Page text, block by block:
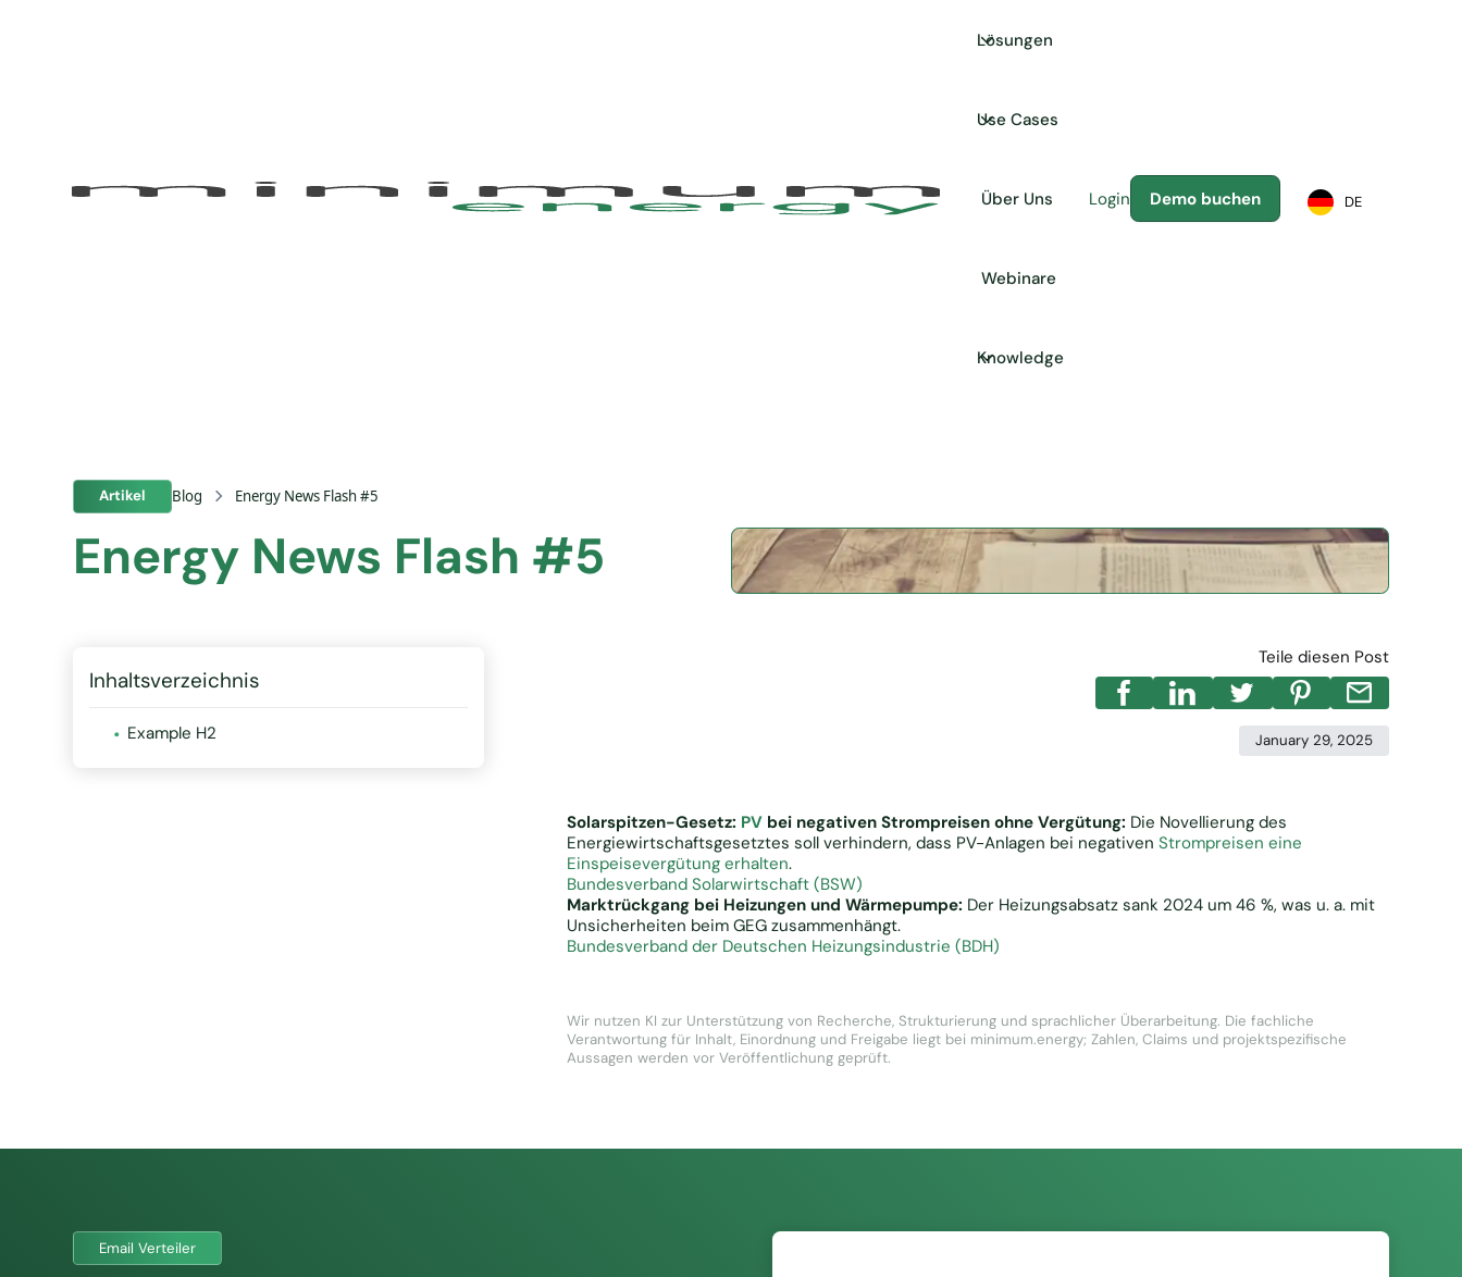
Lösungen
Use Cases
Über Uns
Webinare
Knowledge
Login Demo buchen DE
Artikel Blog Energy News Flash #5
Energy News Flash #5
Inhaltsverzeichnis
. Example H2
Teile diesen Post
January 29, 2025
Solarspitzen-Gesetz: PVbei negativen Strompreisen ohne Vergütung: Die Novellierung des
Energiewirtschaftsgesetztes soll verhindern, dass PV-Anlagen bei negativen Strompreisen eine
Einspeisevergütung erhalten.
Bundesverband Solarwirtschaft (BSW)
Marktrückgang bei Heizungen und Wärmepumpe: Der Heizungsabsatz sank 2024 um 46 %, was u. a. mit
Unsicherheiten beim GEG zusammenhängt.
Bundesverband der Deutschen Heizungsindustrie (BDH)
Wir nutzen KI zur Unterstützung von Recherche, Strukturierung und sprachlicher Überarbeitung. Die fachliche
Verantwortung für Inhalt, Einordnung und Freigabe liegt bei minimum.energy; Zahlen, Claims und projektspezifische
Aussagen werden vor Veröffentlichung geprüft.
Email Verteiler